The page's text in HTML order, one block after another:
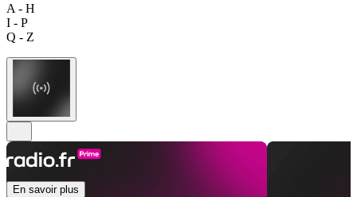
A - H
I - P
Q - Z
En savoir plus